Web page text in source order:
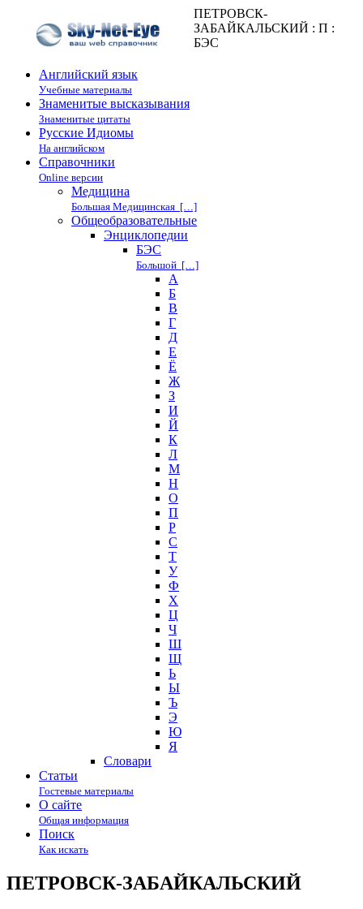
ПЕТРОВСК-
ЗАБАЙКАЛЬСКИЙ : П :
БЭС
Английский язык
Учебные материалы
Знаменитые высказывания
Знаменитые цитаты
Русские Идиомы
На английском
Справочники
Online версии
Медицина
Большая Медицинская […]
Общеобразовательные
Энциклопедии
БЭС
Большой […]
А
Б
В
Г
Д
Е
Ё
Ж
З
И
Й
К
Л
М
Н
О
П
Р
С
Т
У
Ф
Х
Ц
Ч
Ш
Щ
Ь
Ы
Ъ
Э
Ю
Я
Cловари
Статьи
Гостевые материалы
О сайте
Общая информация
Поиск
Как искать
ПЕТРОВСК-ЗАБАЙКАЛЬСКИЙ